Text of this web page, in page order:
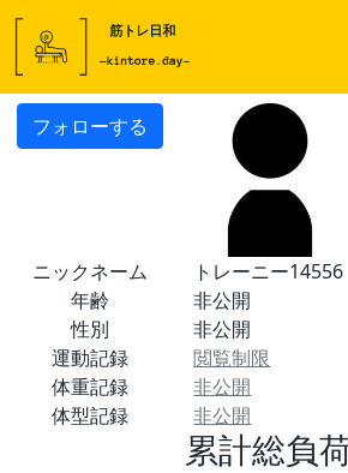
フォローする
ニックネーム
トレーニー14556
年齢
非公開
性別
非公開
運動記録
閲覧制限
体重記録
非公開
体型記録
非公開
累計総負